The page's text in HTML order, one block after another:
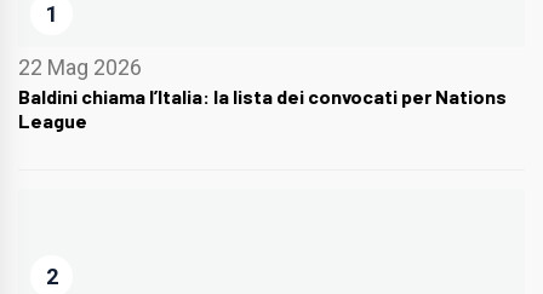
1
22 Mag 2026
Baldini chiama l’Italia: la lista dei convocati per Nations
League
2